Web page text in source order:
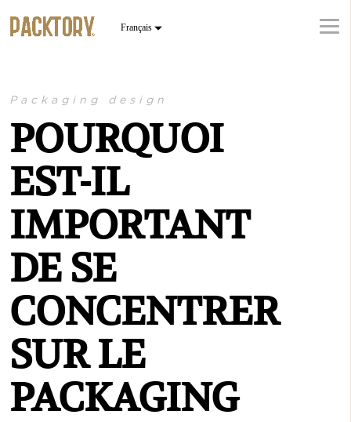
Packaging design
POURQUOI
EST-IL
IMPORTANT
DE SE
CONCENTRER
SUR LE
PACKAGING